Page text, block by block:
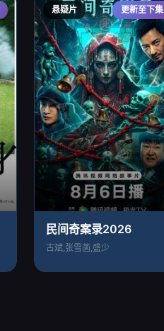
悬疑片 更新至下集
民间奇案录2026
古斌,张雪菡,盛少